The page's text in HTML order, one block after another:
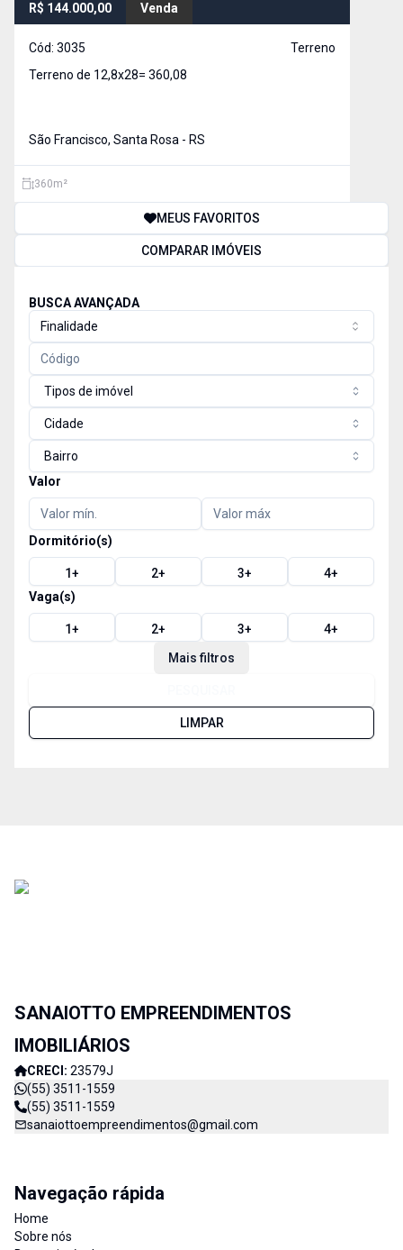
R$ 144.000,00 Venda
Cód: 3035
Terreno
Terreno de 12,8x28= 360,08
São Francisco, Santa Rosa - RS
360m²
MEUS FAVORITOS
COMPARAR IMÓVEIS
BUSCA AVANÇADA
Finalidade
Tipos de imóvel
Cidade
Bairro
Valor
Dormitório(s)
1+ 2+ 3+ 4+
Vaga(s)
1+ 2+ 3+ 4+
Mais filtros
LIMPAR
SANAIOTTO EMPREENDIMENTOS
IMOBILIÁRIOS
CRECI: 23579J
(55) 3511-1559
(55) 3511-1559
sanaiottoempreendimentos@gmail.com
Navegação rápida
Home
Sobre nós